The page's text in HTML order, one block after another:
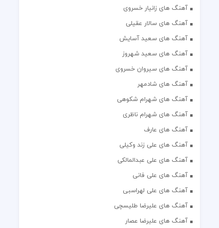
آهنگ های زانیار خسروی
آهنگ های سالار عقیلی
آهنگ های سعید آسایش
آهنگ های سعید شهروز
آهنگ های سیروان خسروی
آهنگ های شادمهر
آهنگ های شهرام شکوهی
آهنگ های شهرام ناظری
آهنگ های عارف
آهنگ های علی زند وکیلی
آهنگ های علی عبدالمالکی
آهنگ های علی فانی
آهنگ های علی لهراسبی
آهنگ های علیرضا طلیسچی
آهنگ های علیرضا عصار